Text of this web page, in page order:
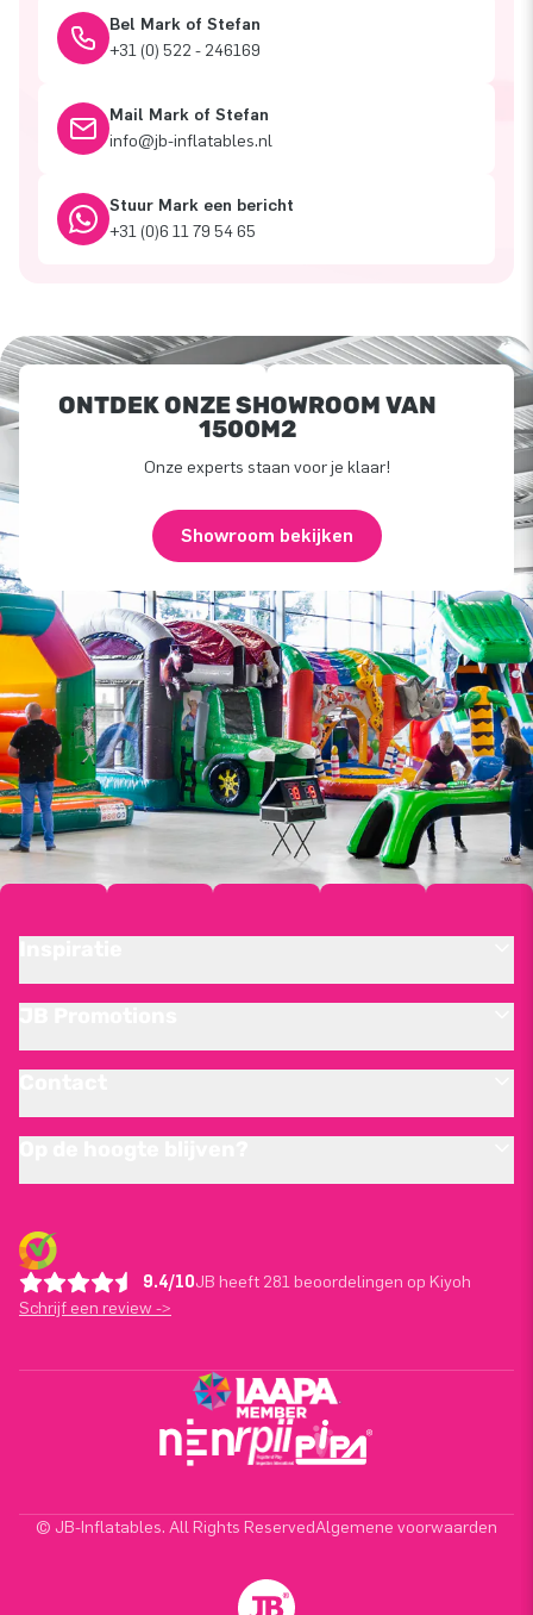
Bel Mark of Stefan
+31 (0) 522 - 246169
Mail Mark of Stefan
info@jb-inflatables.nl
Stuur Mark een bericht
+31 (0)6 11 79 54 65
ONTDEK ONZE SHOWROOM VAN
1500M2
Onze experts staan voor je klaar!
Showroom bekijken
9.4/10JB heeft 281 beoordelingen op Kiyoh
Schrijf een review ->
© JB-Inflatables. All Rights ReservedAlgemene voorwaarden